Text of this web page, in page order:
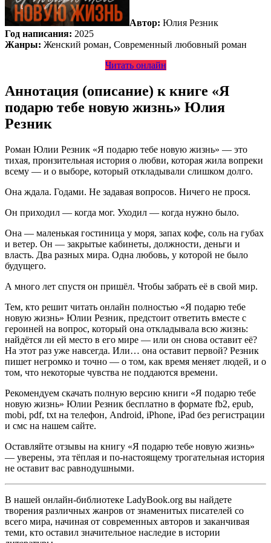
Автор: Юлия Резник
Год написания: 2025
Жанры: Женский роман, Современный любовный роман
Читать онлайн
Аннотация (описание) к книге «Я
подарю тебе новую жизнь» Юлия
Резник
Роман Юлии Резник «Я подарю тебе новую жизнь» — это
тихая, пронзительная история о любви, которая жила вопреки
всему — и о выборе, который откладывали слишком долго.
Она ждала. Годами. Не задавая вопросов. Ничего не прося.
Он приходил — когда мог. Уходил — когда нужно было.
Она — маленькая гостиница у моря, запах кофе, соль на губах
и ветер. Он — закрытые кабинеты, должности, деньги и
власть. Два разных мира. Одна любовь, у которой не было
будущего.
А много лет спустя он пришёл. Чтобы забрать её в свой мир.
Тем, кто решит читать онлайн полностью «Я подарю тебе
новую жизнь» Юлии Резник, предстоит ответить вместе с
героиней на вопрос, который она откладывала всю жизнь:
найдётся ли ей место в его мире — или он снова оставит её?
На этот раз уже навсегда. Или… она оставит первой? Резник
пишет негромко и точно — о том, как время меняет людей, и о
том, что некоторые чувства не поддаются времени.
Рекомендуем скачать полную версию книги «Я подарю тебе
новую жизнь» Юлии Резник бесплатно в формате fb2, epub,
mobi, pdf, txt на телефон, Android, iPhone, iPad без регистрации
и смс на нашем сайте.
Оставляйте отзывы на книгу «Я подарю тебе новую жизнь»
— уверены, эта тёплая и по-настоящему трогательная история
не оставит вас равнодушными.
В нашей онлайн-библиотеке LadyBook.org вы найдете
творения различных жанров от знаменитых писателей со
всего мира, начиная от современных авторов и заканчивая
теми, кто оставил значительное наследие в истории